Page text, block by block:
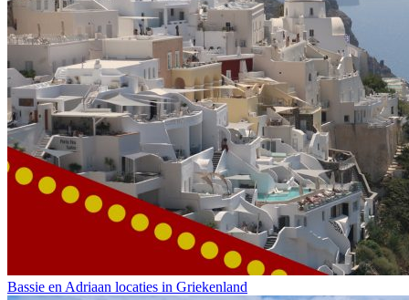
Bassie en Adriaan locaties in Griekenland